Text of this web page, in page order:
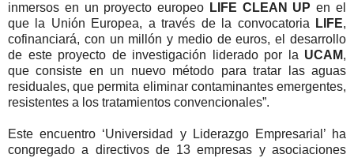
inmersos en un proyecto europeo LIFE CLEAN UP en el
que la Unión Europea, a través de la convocatoria
LIFE,
cofinanciará, con un millón y medio de euros, el desarrollo
de este proyecto de investigación liderado por la UCAM,
que consiste en un nuevo método para tratar las aguas
residuales, que permita eliminar contaminantes emergentes,
resistentes a los tratamientos convencionales”.
Este encuentro ‘Universidad y Liderazgo Empresarial’ ha
congregado a directivos de 13 empresas y asociaciones